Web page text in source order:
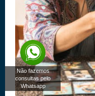
Não fazemos
consultas pelo
Whatsapp